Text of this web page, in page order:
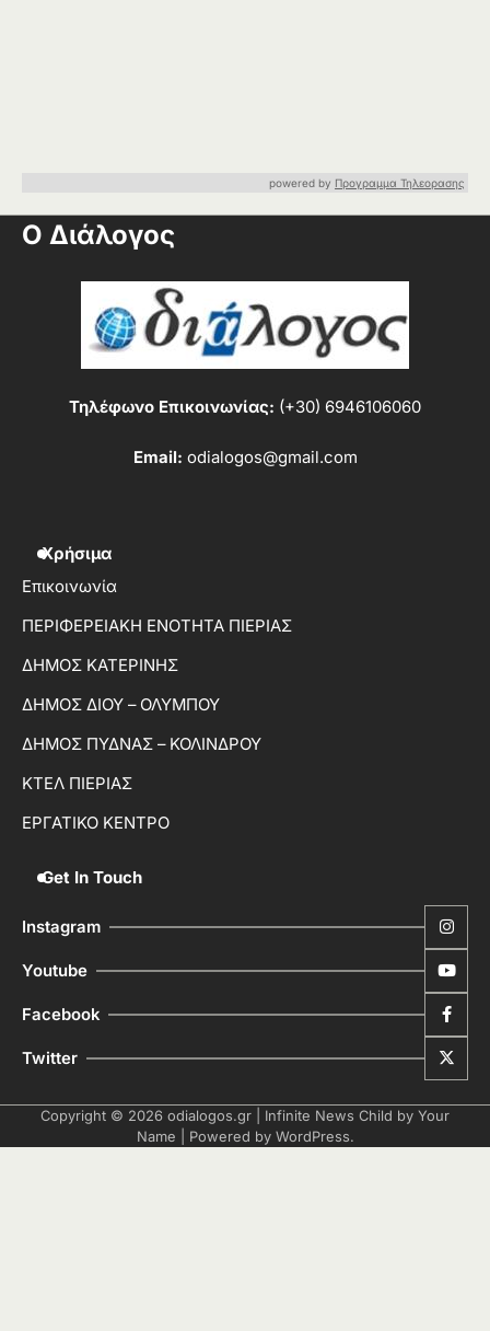
powered by Προγραμμα Τηλεορασης
Ο Διάλογος
Τηλέφωνο Επικοινωνίας: (+30) 6946106060
Email: odialogos@gmail.com
Χρήσιμα
Επικοινωνία
ΠΕΡΙΦΕΡΕΙΑΚΗ ΕΝΟΤΗΤΑ ΠΙΕΡΙΑΣ
ΔΗΜΟΣ ΚΑΤΕΡΙΝΗΣ
ΔΗΜΟΣ ΔΙΟΥ – ΟΛΥΜΠΟΥ
ΔΗΜΟΣ ΠΥΔΝΑΣ – ΚΟΛΙΝΔΡΟΥ
ΚΤΕΛ ΠΙΕΡΙΑΣ
ΕΡΓΑΤΙΚΟ ΚΕΝΤΡΟ
Get In Touch
Instagram
Youtube
Facebook
Twitter
Copyright © 2026 odialogos.gr | Infinite News Child by Your
Name | Powered by WordPress.